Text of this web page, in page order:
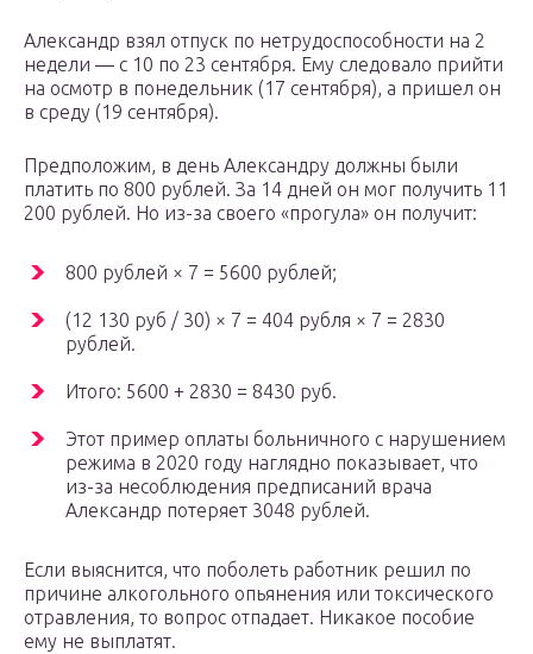
Александр взял отпуск по нетрудоспособности на 2
недели — с 10 по 23 сентября. Ему следовало прийти
на осмотр в понедельник (17 сентября), а пришел он
в среду (19 сентября).
Предположим, в день Александру должны были
платить по 800 рублей. За 14 дней он мог получить 11
200 рублей. Но из-за своего «прогула» он получит:
800 рублей × 7 = 5600 рублей;
(12 130 руб / 30) × 7 = 404 рубля × 7 = 2830
рублей.
Итого: 5600 + 2830 = 8430 руб.
Этот пример оплаты больничного с нарушением
режима в 2020 году наглядно показывает, что
из-за несоблюдения предписаний врача
Александр потеряет 3048 рублей.
Если выяснится, что поболеть работник решил по
причине алкогольного опьянения или токсического
отравления, то вопрос отпадает. Никакое пособие
ему не выплатят.